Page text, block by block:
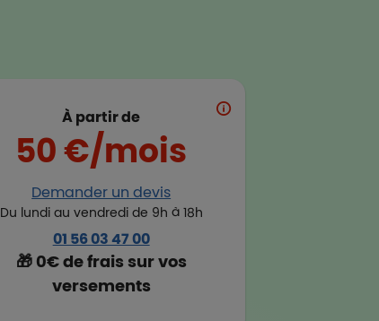
À partir de
50 €/mois
Demander un devis
Du lundi au vendredi de 9h à 18h
01 56 03 47 00
🎁 0€ de frais sur vos
versements